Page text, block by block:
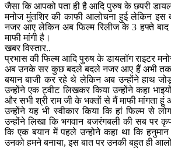
जैसा कि आपको पता ही है आदि पुरुष के छपरी
मनोज मुंतशिर की काफी आलोचना हुई लेकिन इस
नजर आए लेकिन अब फिल्म रिलीज के 3 हफ्ते
माफी मांगी है।
खबर विस्तार..
प्रभास की फिल्म आदि पुरुष के डायलॉग राइटर
अब उनके सर कुछ बदले बदले नजर आए हैं अभी तक
बयान बाजी कर रहे थे लेकिन अब उन्होंने हाथ
उन्होंने एक ट्वीट लिखकर किया उन्होंने कहा
और सभी श्री राम जी के भक्तों से मैं माफी मांगता हूं
उन्होंने यह भी स्वीकार किया कि हां फिल्म से
उन्होंने लिखा कि भगवान बजरंगबली की सब पर
कि एक बयान में पहले उन्होने कहा था कि
उनको हमने बनाया, इस बात पर उनकी बहुत ही